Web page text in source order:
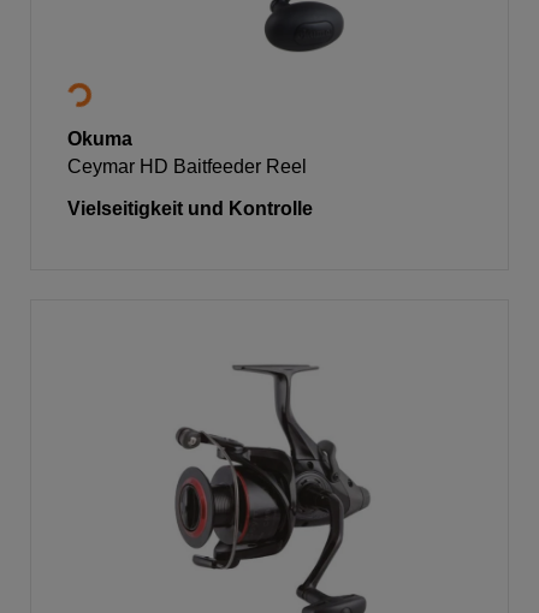
Okuma
Ceymar HD Baitfeeder Reel
Vielseitigkeit und Kontrolle